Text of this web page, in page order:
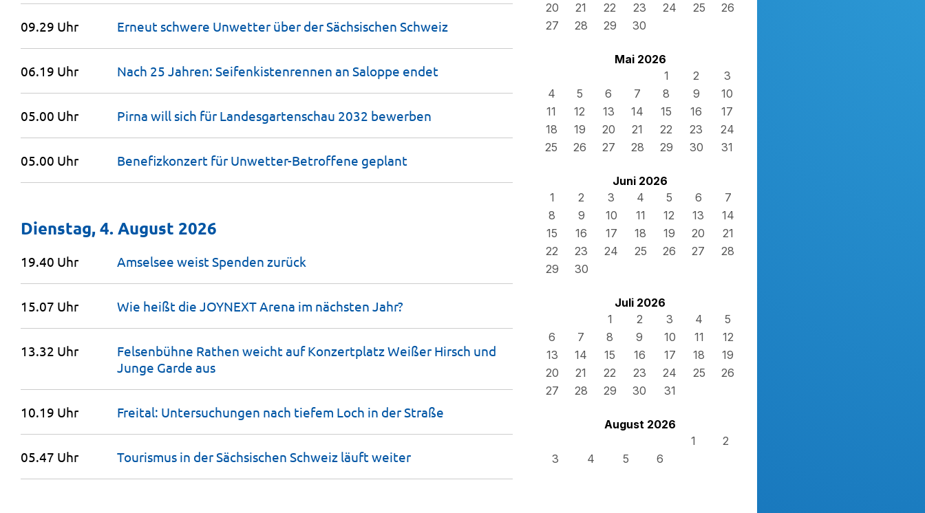
20
21 22 23 24 25
26
27
28 29 30
Mai 2026
1
2
3
4
5 6 7 8 9
10
11
12 13 14 15 16
17
18
19 20 21 22 23
24
25
26 27 28 29 30 31
Juni 2026
1
2 3 4 5 6
7
8
9 10 11 12 13
14
15
16 17 18 19 20
21
22
23 24 25 26 27
28
29
30
Juli 2026
1
2 3 4
5
6
7 8 9 10 11
12
13
14 15 16 17 18
19
20
21 22 23 24 25
26
27
28 29 30 31
August 2026
1
2
3
4 5 6
09.29 Uhr Erneut schwere Unwetter über der Sächsischen Schweiz
06.19 Uhr Nach 25 Jahren: Seifenkistenrennen an Saloppe endet
05.00 Uhr Pirna will sich für Landesgartenschau 2032 bewerben
05.00 Uhr Benefizkonzert für Unwetter-Betroffene geplant
Dienstag, 4. August 2026
19.40 Uhr Amselsee weist Spenden zurück
15.07 Uhr Wie heißt die JOYNEXT Arena im nächsten Jahr?
13.32 Uhr
Felsenbühne Rathen weicht auf Konzertplatz Weißer Hirsch und
Junge Garde aus
10.19 Uhr Freital: Untersuchungen nach tiefem Loch in derStraße
05.47 Uhr Tourismus in der Sächsischen Schweiz läuftweiter